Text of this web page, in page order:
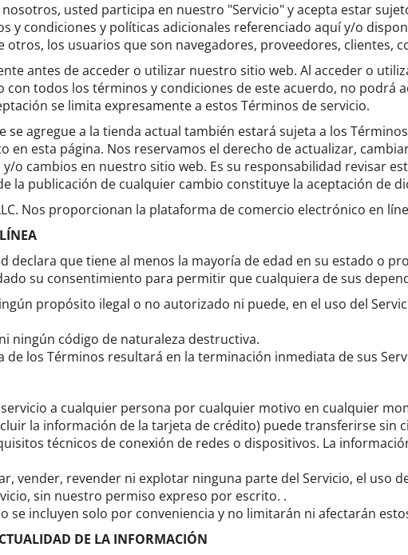
usted participa en nuestro "Servicio" y acepta estar
y condiciones y políticas adicionales referenciado aquí y/o
los usuarios que son navegadores, proveedores, clientes,
antes de acceder o utilizar nuestro sitio web. Al acceder o
con todos los términos y condiciones de este acuerdo, no podrá
se limita expresamente a estos Términos de servicio.
agregue a la tienda actual también estará sujeta a los
en esta página. Nos reservamos el derecho de actualizar,
o cambios en nuestro sitio web. Es su responsabilidad revisar
la publicación de cualquier cambio constituye la aceptación de
Nos proporcionan la plataforma de comercio electrónico en
declara que tiene al menos la mayoría de edad en su estado o
su consentimiento para permitir que cualquiera de sus
propósito ilegal o no autorizado ni puede, en el uso del
ningún código de naturaleza destructiva.
los Términos resultará en la terminación inmediata de sus
a cualquier persona por cualquier motivo en cualquier
la información de la tarjeta de crédito) puede transferirse sin
técnicos de conexión de redes o dispositivos. La
vender, revender ni explotar ninguna parte del Servicio, el uso
sin nuestro permiso expreso por escrito. .
se incluyen solo por conveniencia y no limitarán ni afectarán
DE LA INFORMACIÓN